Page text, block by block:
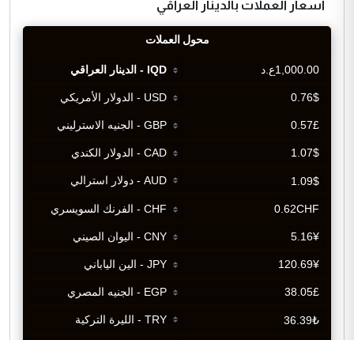
اسعار العملات بالدينار العراقي